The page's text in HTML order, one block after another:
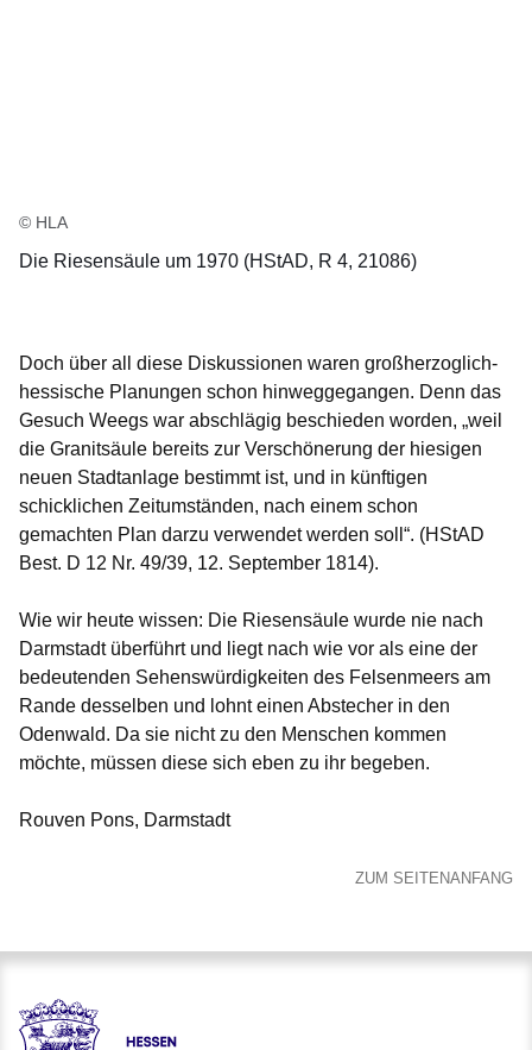
© HLA
Die Riesensäule um 1970 (HStAD, R 4, 21086)
Doch über all diese Diskussionen waren großherzoglich-
hessische Planungen schon hinweggegangen. Denn das
Gesuch Weegs war abschlägig beschieden worden, „weil
die Granitsäule bereits zur Verschönerung der hiesigen
neuen Stadtanlage bestimmt ist, und in künftigen
schicklichen Zeitumständen, nach einem schon
gemachten Plan darzu verwendet werden soll“. (HStAD
Best. D 12 Nr. 49/39, 12. September 1814).
Wie wir heute wissen: Die Riesensäule wurde nie nach
Darmstadt überführt und liegt nach wie vor als eine der
bedeutenden Sehenswürdigkeiten des Felsenmeers am
Rande desselben und lohnt einen Abstecher in den
Odenwald. Da sie nicht zu den Menschen kommen
möchte, müssen diese sich eben zu ihr begeben.
Rouven Pons, Darmstadt
ZUM SEITENANFANG